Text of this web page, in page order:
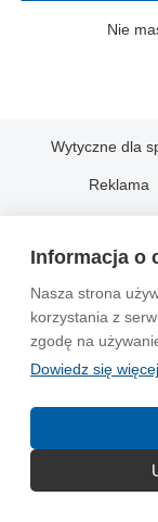
Informacja o
Nasza strona
korzystania z
zgodę na
Dowiedz się więcej
Nie
Wytyczne dla
Reklama